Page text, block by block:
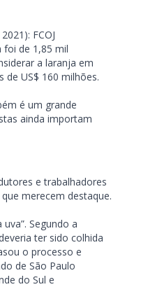
FCOJ
foi de 1,85 mil
a laranja em
US$ 160 milhões.
é um grande
ainda importam
e trabalhadores
merecem destaque.
Segundo a
ter sido colhida
o processo e
de São Paulo
do Sul e